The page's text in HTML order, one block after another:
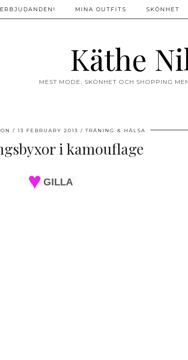
Käthe
MEST MODE, SKÖNHET OCH SHOPPING
MINA OUTFITS SKÖNHET
13 FEBRUARY 2013 TRÄNING & HÄLSA
i kamouflage
GILLA